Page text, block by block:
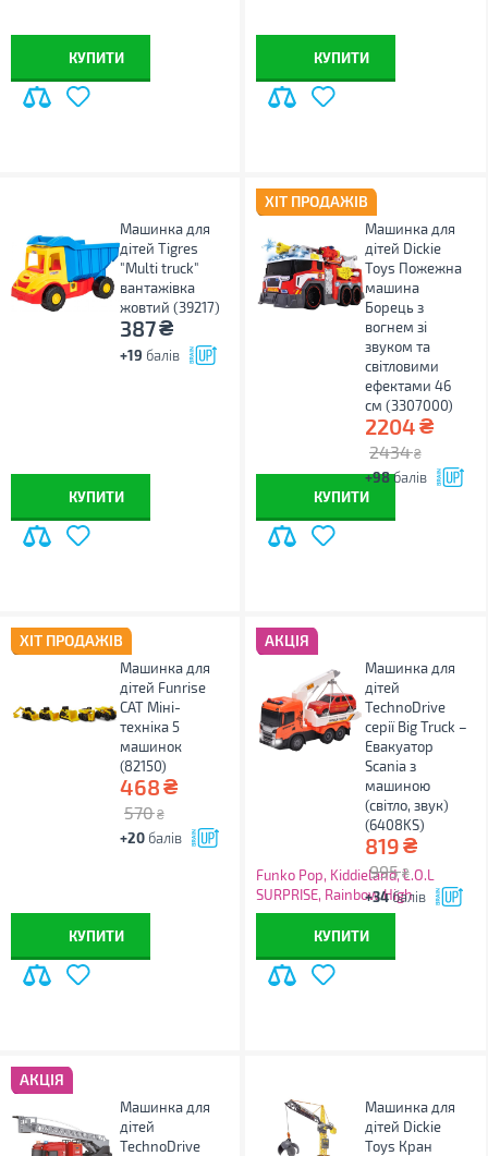
КУПИТИ КУПИТИ
Машинка для
дітей Tigres
"Multi truck"
вантажівка
жовтий (39217)
387₴
+19 балів
КУПИТИ
ХІТ ПРОДАЖІВ
Машинка для
дітей Dickie
Toys Пожежна
машина
Борець з
вогнем зі
звуком та
світловими
ефектами 46
см (3307000)
2204₴
2434 ₴
+98балів
КУПИТИ
ХІТ ПРОДАЖІВ
Машинка для
дітей Funrise
CAT Міні-
техніка 5
машинок
(82150)
468₴
570 ₴
+20 балів
КУПИТИ
АКЦІЯ
Машинка для
дітей
TechnoDrive
серії Big Truck –
Евакуатор
Scania з
машиною
(світло, звук)
(6408KS)
819₴
995 ₴
+34балів
Funko Pop, Kiddieland, L.O.L
SURPRISE, Rainbow High
знижки до 50%
КУПИТИ
АКЦІЯ
Машинка для
дітей
TechnoDrive
Машинка для
дітей Dickie
Toys Кран